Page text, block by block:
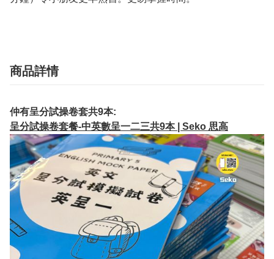
商品詳情
仲有呈分試操卷套共9本:
呈分試操卷套餐-中英數呈一二三共9本 | Seko 思高